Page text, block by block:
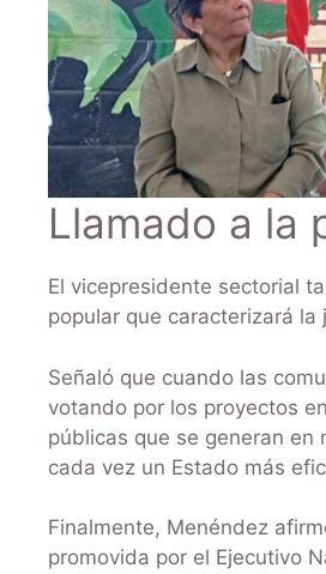
Llamado a la
El vicepresidente sectorial
popular que caracterizará
Señaló que cuando las
votando por los proyectos
públicas que se generan en
cada vez un Estado más
Finalmente, Menéndez
promovida por el Ejecutivo